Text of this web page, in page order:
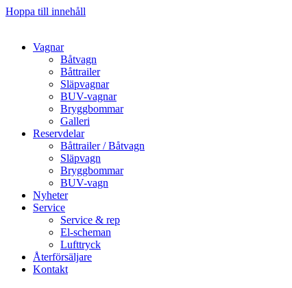
Hoppa till innehåll
Vagnar
Båtvagn
Båttrailer
Släpvagnar
BUV-vagnar
Bryggbommar
Galleri
Reservdelar
Båttrailer / Båtvagn
Släpvagn
Bryggbommar
BUV-vagn
Nyheter
Service
Service & rep
El-scheman
Lufttryck
Återförsäljare
Kontakt